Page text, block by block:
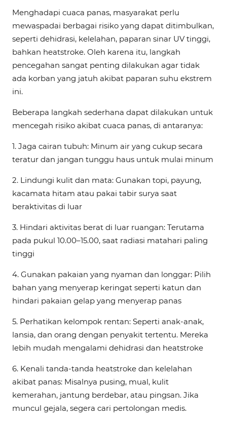
Menghadapi cuaca panas, masyarakat perlu
mewaspadai berbagai risiko yang dapat ditimbulkan,
seperti dehidrasi, kelelahan, paparan sinar UV tinggi,
bahkan heatstroke. Oleh karena itu, langkah
pencegahan sangat penting dilakukan agar tidak
ada korban yang jatuh akibat paparan suhu ekstrem
ini.
Beberapa langkah sederhana dapat dilakukan untuk
mencegah risiko akibat cuaca panas, di antaranya:
1. Jaga cairan tubuh: Minum air yang cukup secara
teratur dan jangan tunggu haus untuk mulai minum
2. Lindungi kulit dan mata: Gunakan topi, payung,
kacamata hitam atau pakai tabir surya saat
beraktivitas di luar
3. Hindari aktivitas berat di luar ruangan: Terutama
pada pukul 10.00–15.00, saat radiasi matahari paling
tinggi
4. Gunakan pakaian yang nyaman dan longgar: Pilih
bahan yang menyerap keringat seperti katun dan
hindari pakaian gelap yang menyerap panas
5. Perhatikan kelompok rentan: Seperti anak-anak,
lansia, dan orang dengan penyakit tertentu. Mereka
lebih mudah mengalami dehidrasi dan heatstroke
6. Kenali tanda-tanda heatstroke dan kelelahan
akibat panas: Misalnya pusing, mual, kulit
kemerahan, jantung berdebar, atau pingsan. Jika
muncul gejala, segera cari pertolongan medis.